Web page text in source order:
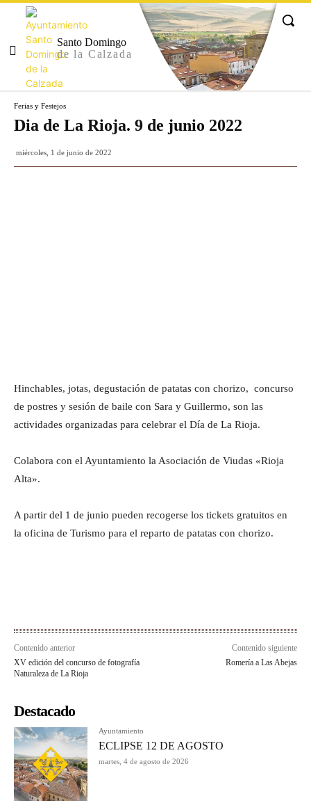
Santo Domingo
de la Calzada
Ferias y Festejos
Dia de La Rioja. 9 de junio 2022
miércoles, 1 de junio de 2022
Hinchables, jotas, degustación de patatas con chorizo, concurso
de postres y sesión de baile con Sara y Guillermo, son las
actividades organizadas para celebrar el Día de La Rioja.
Colabora con el Ayuntamiento la Asociación de Viudas «Rioja
Alta».
A partir del 1 de junio pueden recogerse los tickets gratuitos en
la oficina de Turismo para el reparto de patatas con chorizo.
Contenido anterior
XV edición del concurso de fotografía
Naturaleza de La Rioja
Contenido siguiente
Romería a Las Abejas
Destacado
Ayuntamiento
ECLIPSE 12 DE AGOSTO
martes, 4 de agosto de 2026